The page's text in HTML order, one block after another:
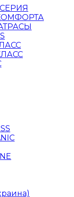
СЕРИЯ